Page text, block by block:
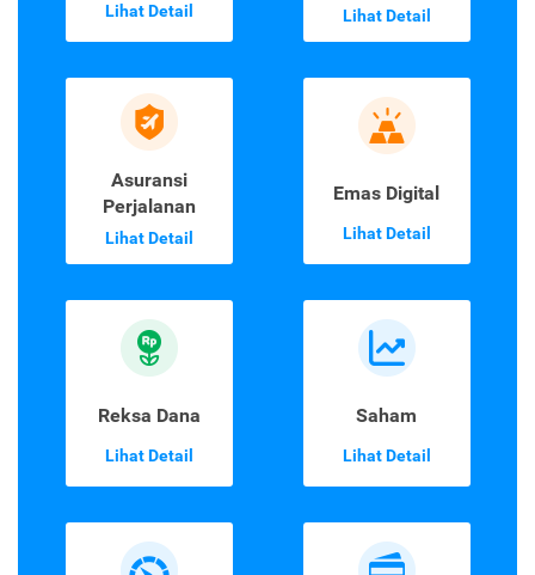
Lihat Detail Lihat Detail
Asuransi
Perjalanan
Lihat Detail
Emas Digital
Lihat Detail
Reksa Dana
Lihat Detail
Saham
Lihat Detail